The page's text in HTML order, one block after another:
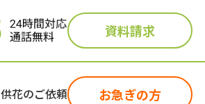
資料請求
供花のご依頼 お急ぎの方